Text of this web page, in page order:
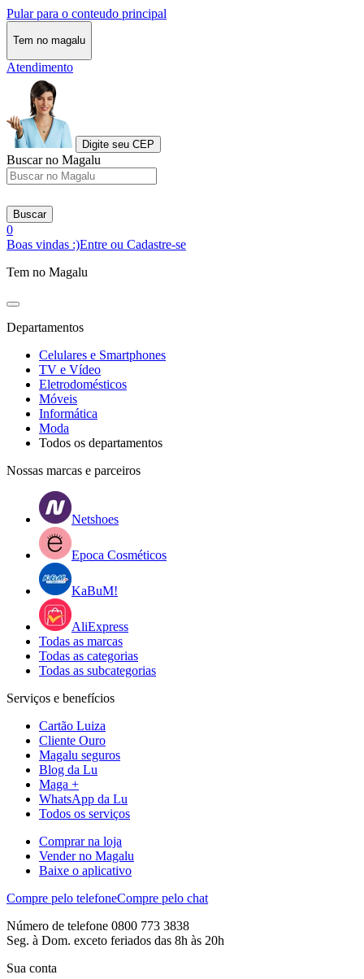
Pular para o conteudo principal
Tem no magalu
Atendimento
Digite seu CEP
Buscar no Magalu
Buscar
0
Boas vindas :)Entre ou Cadastre-se
Tem no Magalu
Departamentos
Celulares e Smartphones
TV e Vídeo
Eletrodomésticos
Móveis
Informática
Moda
Todos os departamentos
Nossas marcas e parceiros
Netshoes
Epoca Cosméticos
KaBuM!
AliExpress
Todas as marcas
Todas as categorias
Todas as subcategorias
Serviços e benefícios
Cartão Luiza
Cliente Ouro
Magalu seguros
Blog da Lu
Maga +
WhatsApp da Lu
Todos os serviços
Comprar na loja
Vender no Magalu
Baixe o aplicativo
Compre pelo telefoneCompre pelo chat
Número de telefone 0800 773 3838
Seg. à Dom. exceto feriados das 8h às 20h
Sua conta